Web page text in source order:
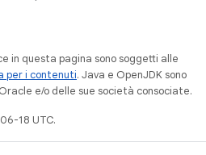
in questa pagina sono soggetti alle
per i contenuti. Java e OpenJDK sono
e/o delle sue società consociate.
18 UTC.